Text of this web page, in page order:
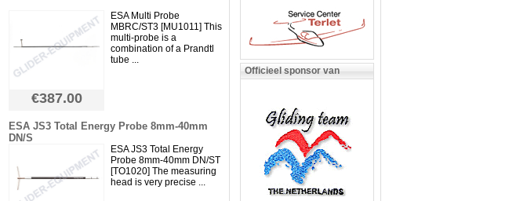
ESA Multi Probe
MBRC/ST3 [MU1011] This
multi-probe is a
combination of a Prandtl
tube ...
€387.00
ESA JS3 Total Energy Probe 8mm-40mm
DN/S
ESA JS3 Total Energy
Probe 8mm-40mm DN/ST
[TO1020] The measuring
head is very precise ...
Officieel sponsor van